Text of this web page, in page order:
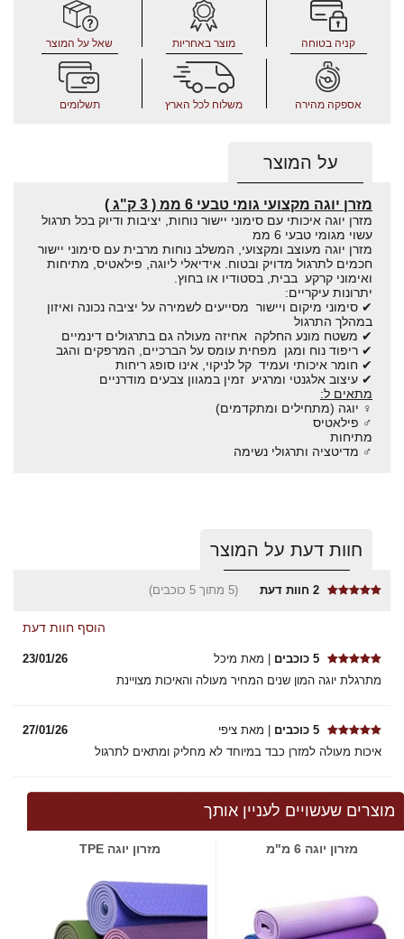
קניה בטוחה מוצר באחריות שאל על המוצר
אספקה מהירה משלוח לכל הארץ תשלומים
על המוצר
מזרן יוגה מקצועי גומי טבעי 6 ממ ( 3 ק"ג )
מזרן יוגה איכותי עם סימוני יישור נוחות, יציבות ודיוק בכל תרגול
עשוי מגומי טבעי 6 ממ
מזרן יוגה מעוצב ומקצועי, המשלב נוחות מרבית עם סימוני יישור
חכמים לתרגול מדויק ובטוח. אידיאלי ליוגה, פילאטיס, מתיחות
ואימוני קרקע בבית, בסטודיו או בחוץ.
יתרונות עיקריים:
✔ סימוני מיקום ויישור מסייעים לשמירה על יציבה נכונה ואיזון
במהלך התרגול
✔ משטח מונע החלקה אחיזה מעולה גם בתרגולים דינמיים
✔ ריפוד נוח ומגן מפחית עומס על הברכיים, המרפקים והגב
✔ חומר איכותי ועמיד קל לניקוי, אינו סופג ריחות
✔ עיצוב אלגנטי ומרגיע זמין במגוון צבעים מודרניים
מתאים ל:
‍♀️ יוגה (מתחילים ומתקדמים)
‍♂️ פילאטיס
מתיחות
‍♂️ מדיטציה ותרגולי נשימה
חוות דעת על המוצר
2 חוות דעת (5 מתוך 5 כוכבים)
הוסף חוות דעת
5 כוכבים | מאת מיכל
23/01/26
מתרגלת יוגה המון שנים המחיר מעולה והאיכות מצויינת
5 כוכבים | מאת ציפי
27/01/26
איכות מעולה למזרן כבד במיוחד לא מחליק ומתאים לתרגול
מוצרים שעשויים לעניין אותך
מזרון יוגה 6 מ"מ מזרון יוגה TPE